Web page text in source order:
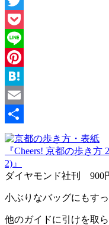
Twitter
Pocket
Line
Pinterest
Hatena
Email
共
有『Cheers! 京都の歩き方
2)』
ダイヤモンド社刊 900
小ぶりなバッグにもす
他のガイドに引けを取